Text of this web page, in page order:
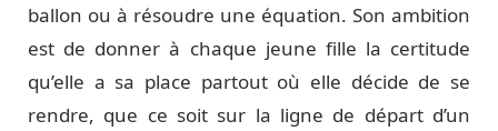
ballon ou à résoudre une équation. Son ambition
est de donner à chaque jeune fille la certitude
qu’elle a sa place partout où elle décide de se
rendre, que ce soit sur la ligne de départ d’un